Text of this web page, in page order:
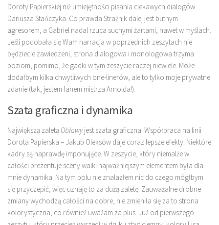
Doroty Papierskiej niż umiejętności pisania ciekawych dialogów
Dariusza Stańczyka. Co prawda Strażnik dalej jest butnym
agresorem, a Gabriel nadal rzuca suchymi żartami, nawet w myślach.
Jeśli podobała się Wam narracja w poprzednich zeszytach nie
będziecie zawiedzeni, strona dialogowa i monologowa trzyma
poziom, pomimo, że gadki w tym zeszycie raczej niewiele. Może
dodałbym kilka chwytliwych one-linerów, ale to tylko moje prywatne
zdanie (tak, jestem fanem mistrza Arnolda!).
Szata graficzna i dynamika
Największą zaletą Obławyjest szata graficzna. Współpraca na linii
Dorota Papierska – Jakub Oleksów daje coraz lepsze efekty. Niektóre
kadry są naprawdę imponujące. W zeszycie, który niemalże w
całości prezentuje sceny walki najważniejszym elementem była dla
mnie dynamika. Na tym polu nie znalazłem nic do czego mógłbym
się przyczepić, więc uznaję to za dużą zaletę. Zauważalne drobne
zmiany wychodzą całości na dobre, nie zmieniła się za to strona
kolorystyczna, co również uważam za plus. Już od pierwszego